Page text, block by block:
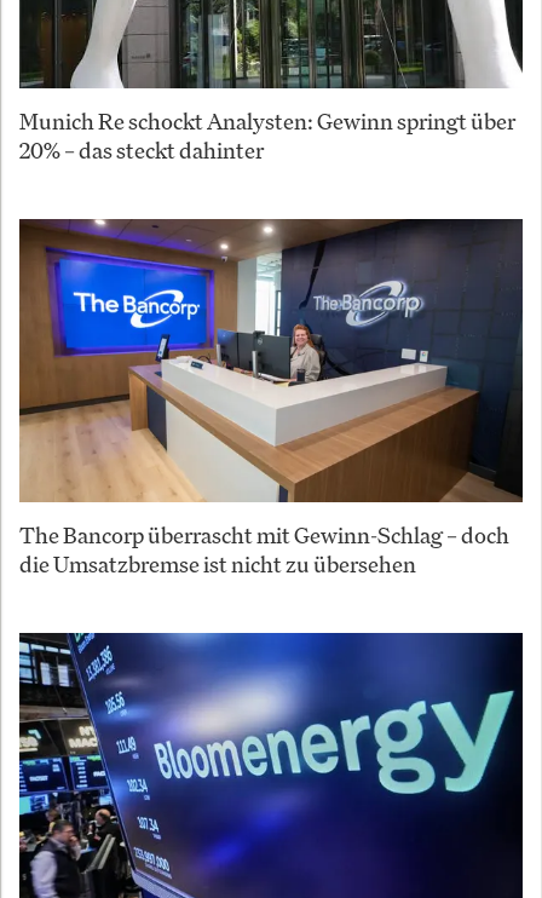
Munich Re schockt Analysten: Gewinn springt über
20% – das steckt dahinter
The Bancorp überrascht mit Gewinn-Schlag – doch
die Umsatzbremse ist nicht zu übersehen